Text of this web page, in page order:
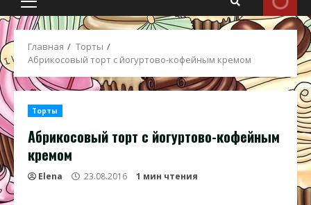
Основное
меню
Главная
Торты
Абрикосовый торт с йогуртово-кофейным кремом
Торты
Абрикосовый торт с йогуртово-кофейным
кремом
Elena 23.08.2016 1 мин чтения